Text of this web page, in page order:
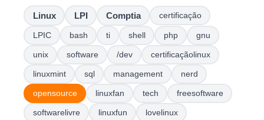
Linux LPI Comptia certificação
LPIC bash ti shell php gnu
unix software /dev certificaçãolinux
linuxmint sql management nerd
opensource linuxfan tech freesoftware
softwarelivre linuxfun lovelinux